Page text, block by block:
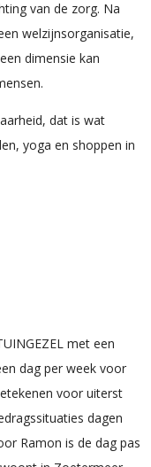
van de zorg. Na
welzijnsorganisatie,
dimensie kan
dat is wat
yoga en shoppen in
met een
dag per week voor
voor uiterst
dagen
Ramon is de dag pas